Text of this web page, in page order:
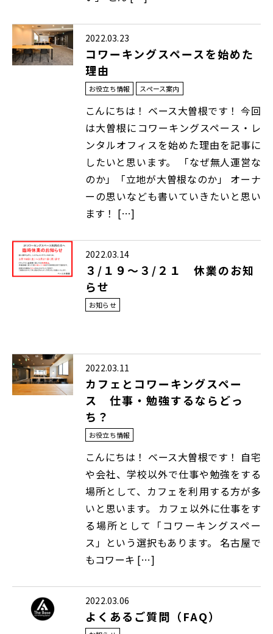
2022.03.23
コワーキングスペースを始めた
理由
お役立ち情報 スペース案内
こんにちは！ ベース大曽根です！ 今回
は大曽根にコワーキングスペース・レ
ンタルオフィスを始めた理由を記事に
したいと思います。 「なぜ無人運営な
のか」「立地が大曽根なのか」 オーナ
ーの思いなども書いていきたいと思い
ます！ […]
2022.03.14
３/１９～３/２１ 休業のお知
らせ
お知らせ
2022.03.11
カフェとコワーキングスペー
ス 仕事・勉強するならどっ
ち？
お役立ち情報
こんにちは！ ベース大曽根です！ 自宅
や会社、学校以外で仕事や勉強をする
場所として、カフェを利用する方が多
いと思います。 カフェ以外に仕事をす
る場所として「コワーキングスペー
ス」という選択もあります。 名古屋で
もコワーキ […]
2022.03.06
よくあるご質問（FAQ）